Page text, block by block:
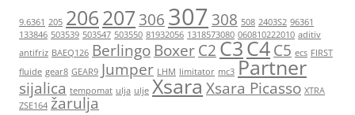
9.6361 205 206207 306 307 308 508 2403S2 96361
133846 503539 503547 503550 81932056 1318573080 060810222010 aditiv
antifriz BAEQ126 Berlingo BoxerC2C3C4C5 ecs FIRST
fluide gear8 GEAR9 Jumper LHM limitator mc3 Partner
sijalica tempomat ulja ulje Xsara Xsara Picasso XTRA
ZSE164 žarulja